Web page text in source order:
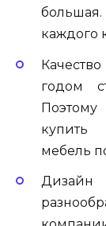
большая.
каждого
годом
купить
мебель
Дизайн